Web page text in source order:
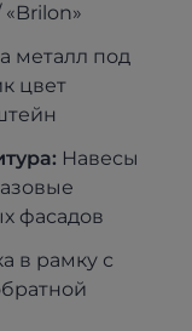
металл под
цвет
Навесы
фасадов
в рамку с